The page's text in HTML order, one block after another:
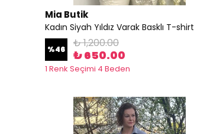
Mia Butik
Kadın Siyah Yıldız Varak Basklı T-shirt
%46 ₺ 1,200.00
₺ 650.00
1 Renk Seçimi 4 Beden